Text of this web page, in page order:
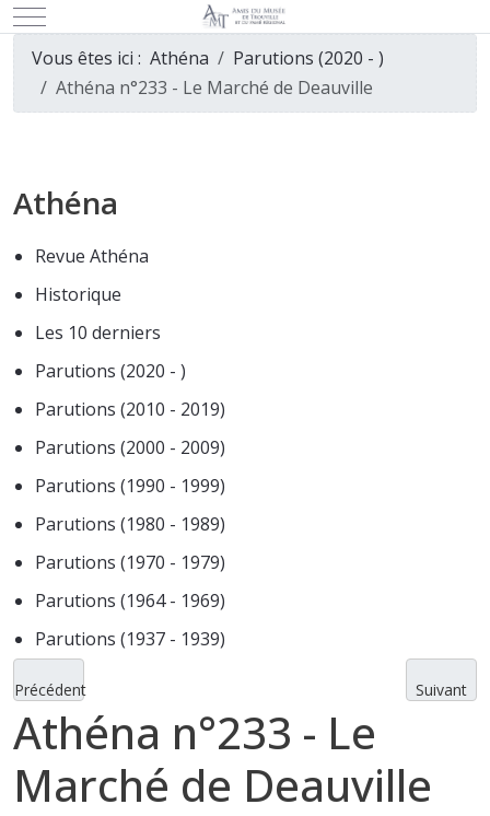
Mobile Menu Toggle
Vous êtes ici : Athéna
Parutions (2020 - )
Athéna n°233 - Le Marché de Deauville
Athéna
Revue Athéna
Historique
Les 10 derniers
Parutions (2020 - )
Parutions (2010 - 2019)
Parutions (2000 - 2009)
Parutions (1990 - 1999)
Parutions (1980 - 1989)
Parutions (1970 - 1979)
Parutions (1964 - 1969)
Parutions (1937 - 1939)
Précédent Suivant
Athéna n°233 - Le
Marché de Deauville